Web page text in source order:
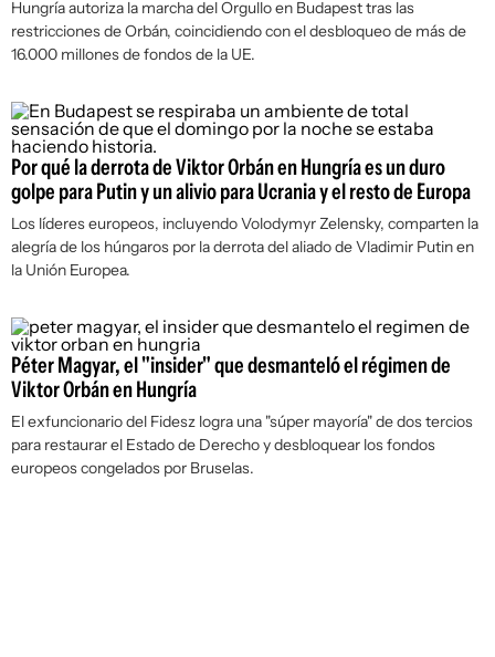
Hungría autoriza la marcha del Orgullo en Budapest tras las
restricciones de Orbán, coincidiendo con el desbloqueo de más de
16.000 millones de fondos de la UE.
Por qué la derrota de Viktor Orbán en Hungría es un duro
golpe para Putin y un alivio para Ucrania y el resto de Europa
Los líderes europeos, incluyendo Volodymyr Zelensky, comparten la
alegría de los húngaros por la derrota del aliado de Vladimir Putin en
la Unión Europea.
Péter Magyar, el "insider" que desmanteló el régimen de
Viktor Orbán en Hungría
El exfuncionario del Fidesz logra una "súper mayoría" de dos tercios
para restaurar el Estado de Derecho y desbloquear los fondos
europeos congelados por Bruselas.